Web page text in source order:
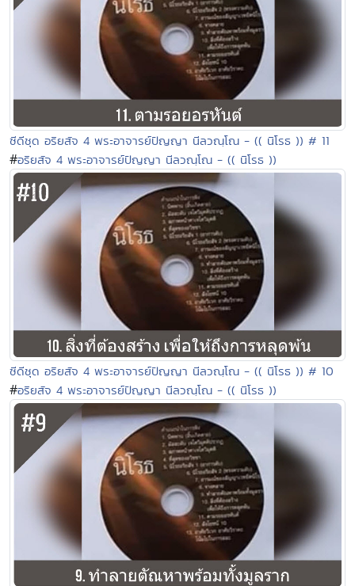
ซีดีชุด อริยสัจ 4 พระอาจารย์ปัญญา นีลวณฺโณ - (( นิโรธ )) # 11
#อริยสัจ 4 พระอาจารย์ปัญญา นีลวณฺโณ - (( นิโรธ ))
ซีดีชุด อริยสัจ 4 พระอาจารย์ปัญญา นีลวณฺโณ - (( นิโรธ )) # 10
#อริยสัจ 4 พระอาจารย์ปัญญา นีลวณฺโณ - (( นิโรธ ))